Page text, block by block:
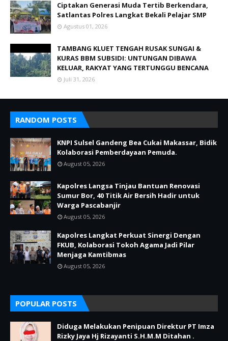
Ciptakan Generasi Muda Tertib Berkendara,
Satlantas Polres Langkat Bekali Pelajar SMP
Agustus 01, 2026
TAMBANG KLUET TENGAH RUSAK SUNGAI &
KURAS BBM SUBSIDI: UNTUNGAN DIBAWA
KELUAR, RAKYAT YANG TERTUNGGU BENCANA
Juli 31, 2026
RANDOM POSTS
KNPI Sulsel Gandeng Bea Cukai Makassar, Bidik
Kolaborasi Pemberdayaan Pemuda.‎
August 05, 2026
Kapolres Langsa Tinjau Bantuan Renovasi
Sumur Bor, 40 Titik Air Bersih Hadir untuk
Warga Pascabanjir
August 05, 2026
Kapolres Langkat Perkuat Sinergi Dengan
FKUB, Kolaborasi Tokoh Agama Jadi Pilar
Menjaga Kamtibmas
August 05, 2026
POPULAR POSTS
Diduga Melakukan Penipuan Direktur PT Imza
Rizky Jaya Hj Rizayanti S.H.M.M Ditahan .